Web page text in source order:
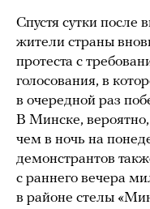
Спустя сутки после
жители страны
протеста с
голосования, в
в очередной раз
В Минске,
чем в ночь на
демонстрантов
с раннего вечера
в районе стелы